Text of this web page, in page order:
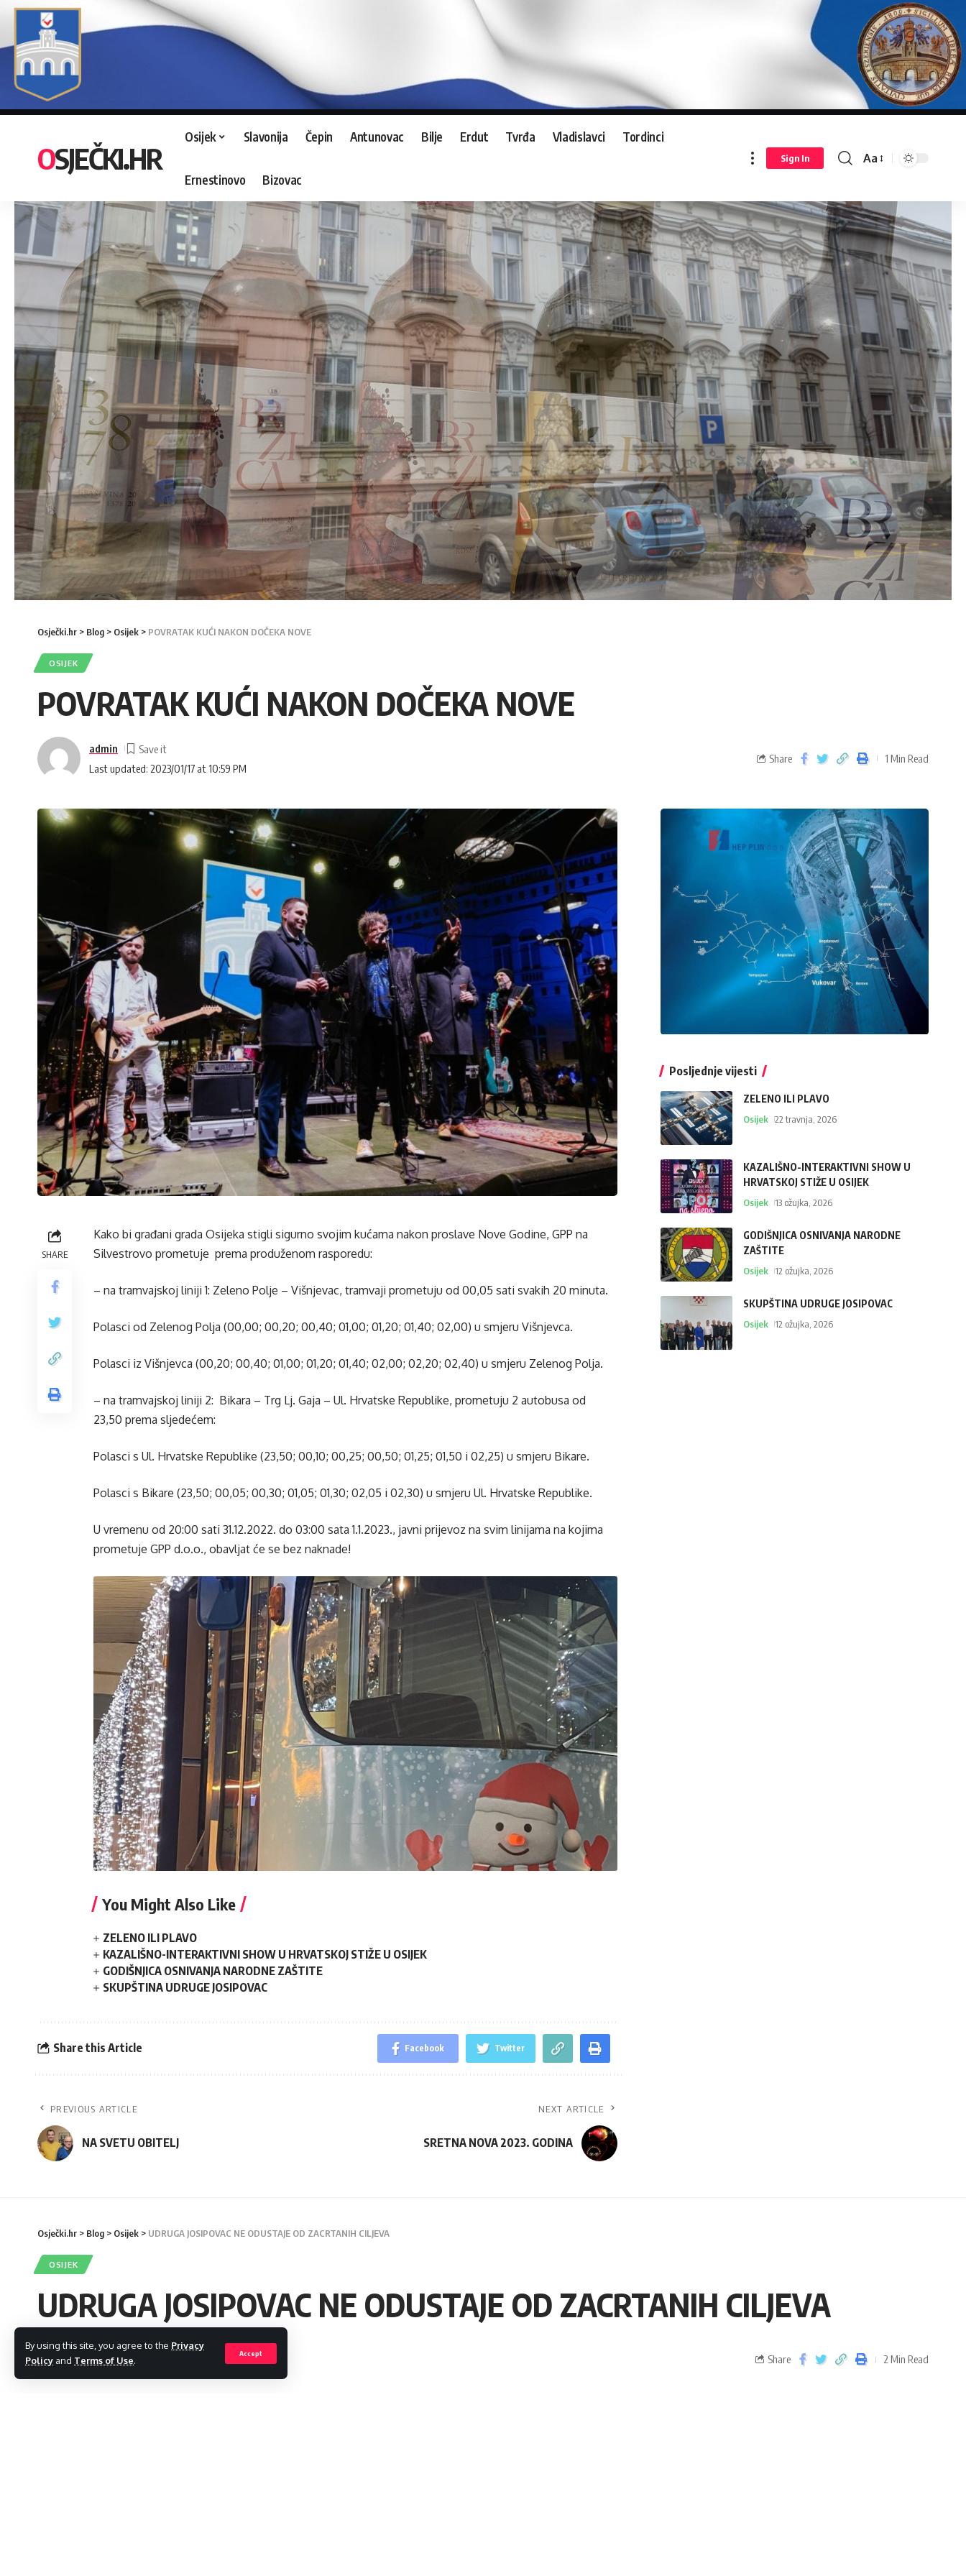
By using this site, you agree to the Privacy
Policy and Terms of Use.
Accept
OSJEČKI.HR
Osijek Slavonija Čepin Antunovac Bilje Erdut Tvrđa Vladislavci Tordinci
Ernestinovo Bizovac
Sign In Aa
Osječki.hr > Blog > Osijek > POVRATAK KUĆI NAKON DOČEKA NOVE
OSIJEK
POVRATAK KUĆI NAKON DOČEKA NOVE
Last updated: 2023/01/17 at 10:59 PM
admin
Share 1 Min Read
SHARE
Kako bi građani grada Osijeka stigli sigurno svojim kućama nakon proslave Nove Godine, GPP na
Silvestrovo prometuje prema produženom rasporedu:
– na tramvajskoj liniji 1: Zeleno Polje – Višnjevac, tramvaji prometuju od 00,05 sati svakih 20 minuta.
Polasci od Zelenog Polja (00,00; 00,20; 00,40; 01,00; 01,20; 01,40; 02,00) u smjeru Višnjevca.
Polasci iz Višnjevca (00,20; 00,40; 01,00; 01,20; 01,40; 02,00; 02,20; 02,40) u smjeru Zelenog Polja.
– na tramvajskoj liniji 2: Bikara – Trg Lj. Gaja – Ul. Hrvatske Republike, prometuju 2 autobusa od
23,50 prema sljedećem:
Polasci s Ul. Hrvatske Republike (23,50; 00,10; 00,25; 00,50; 01,25; 01,50 i 02,25) u smjeru Bikare.
Polasci s Bikare (23,50; 00,05; 00,30; 01,05; 01,30; 02,05 i 02,30) u smjeru Ul. Hrvatske Republike.
U vremenu od 20:00 sati 31.12.2022. do 03:00 sata 1.1.2023., javni prijevoz na svim linijama na kojima
prometuje GPP d.o.o., obavljat će se bez naknade!
You Might Also Like
ZELENO ILI PLAVO
KAZALIŠNO-INTERAKTIVNI SHOW U HRVATSKOJ STIŽE U OSIJEK
GODIŠNJICA OSNIVANJA NARODNE ZAŠTITE
SKUPŠTINA UDRUGE JOSIPOVAC
Share this Article Facebook Twitter
PREVIOUS ARTICLE
NA SVETU OBITELJ
NEXT ARTICLE
SRETNA NOVA 2023. GODINA
Posljednje vijesti
ZELENO ILI PLAVO
Osijek 22 travnja, 2026
KAZALIŠNO-INTERAKTIVNI SHOW U
HRVATSKOJ STIŽE U OSIJEK
Osijek 13 ožujka, 2026
GODIŠNJICA OSNIVANJA NARODNE
ZAŠTITE
Osijek 12 ožujka, 2026
SKUPŠTINA UDRUGE JOSIPOVAC
Osijek 12 ožujka, 2026
Osječki.hr > Blog > Osijek > UDRUGA JOSIPOVAC NE ODUSTAJE OD ZACRTANIH CILJEVA
OSIJEK
UDRUGA JOSIPOVAC NE ODUSTAJE OD ZACRTANIH CILJEVA
Last updated: 2022/12/29 at 7:20 PM
admin
Share 2 Min Read